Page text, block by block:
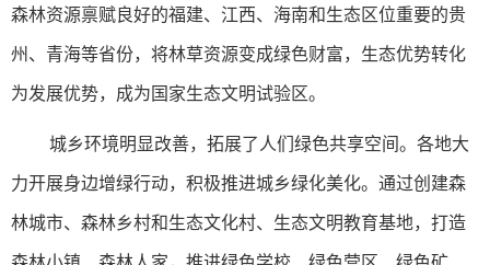
森林资源禀赋良好的福建、江西、海南和生态区位重要的贵
州、青海等省份，将林草资源变成绿色财富，生态优势转化
为发展优势，成为国家生态文明试验区。
城乡环境明显改善，拓展了人们绿色共享空间。各地大
力开展身边增绿行动，积极推进城乡绿化美化。通过创建森
林城市、森林乡村和生态文化村、生态文明教育基地，打造